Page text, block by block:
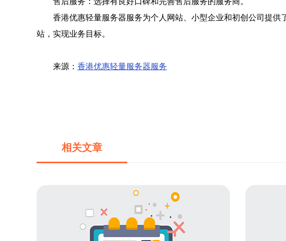
香港优惠轻量服务器服务为个人网站、小型企业和初创公司提
站，实现业务目标。
来源： 香港优惠轻量服务器服务
相关文章